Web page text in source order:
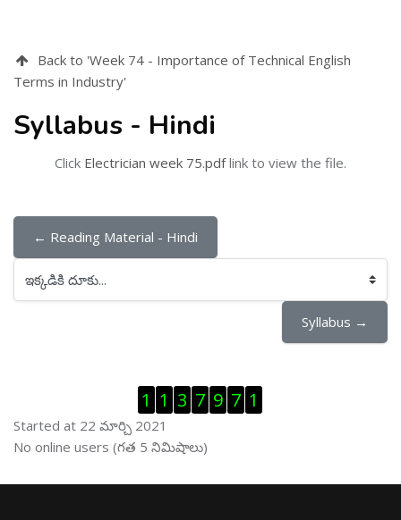
Back to 'Week 74 - Importance of Technical English
Terms in Industry'
Syllabus - Hindi
Click Electrician week 75.pdflink to view the file.
← Reading Material - Hindi
ఇక్కడికి దూకు...
Syllabus →
Visitor Counter ను తప్పించు
1 1 3 7 9 7 1
Started at 22 మార్చి 2021
ఆన్ లైను వాడుకరులు ను తప్పించు
No online users (గత 5 నిమిషాలు)